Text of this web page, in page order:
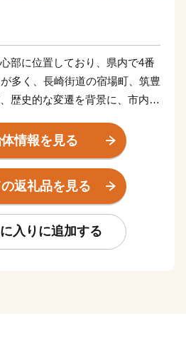
部に位置しており、県内で4番
多く、長崎街道の宿場町、筑豊
歴史的な変遷を背景に、市内に
健幸都市(けんこうとし)を目指
しております。
願いします！
情報を見る
返礼品を見る
入りに追加する